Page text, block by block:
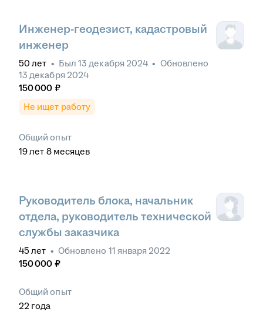
Инженер-геодезист, кадастровый
инженер
50 лет • Был 13 декабря 2024 • Обновлено
13 декабря 2024
150 000 ₽
Не ищет работу
Общий опыт
19лет 8 месяцев
Руководитель блока, начальник
отдела, руководитель технической
службы заказчика
45 лет • Обновлено 11 января 2022
150 000 ₽
Общий опыт
22 года